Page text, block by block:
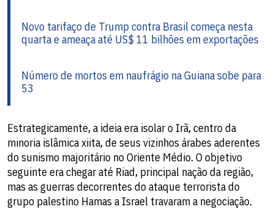
Novo tarifaço de Trump contra Brasil começa nesta
quarta e ameaça até US$ 11 bilhões em exportações
Número de mortos em naufrágio na Guiana sobe para
53
Estrategicamente, a ideia era isolar o Irã, centro da
minoria islâmica xiita, de seus vizinhos árabes aderentes
do sunismo majoritário no Oriente Médio. O objetivo
seguinte era chegar até Riad, principal nação da região,
mas as guerras decorrentes do ataque terrorista do
grupo palestino Hamas a Israel travaram a negociação.